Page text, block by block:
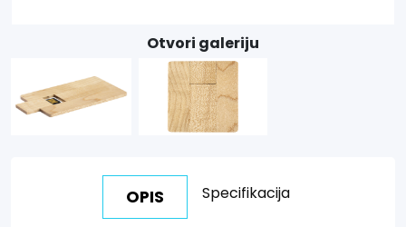
Otvori galeriju
OPIS Specifikacija